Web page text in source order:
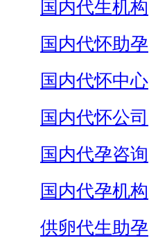
国内代生机构
国内代怀助孕
国内代怀中心
国内代怀公司
国内代孕咨询
国内代孕机构
供卵代生助孕